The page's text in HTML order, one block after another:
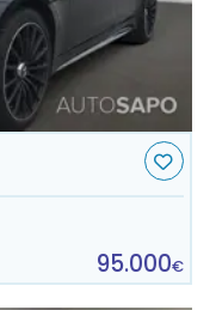
95.000€